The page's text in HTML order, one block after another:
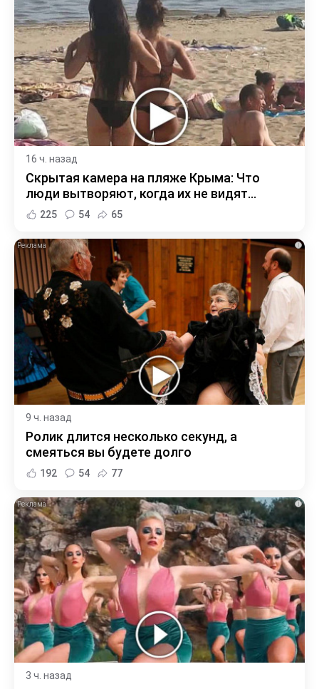
16 ч. назад
Скрытая камера на пляже Крыма: Что
люди вытворяют, когда их не видят...
225 54 65
i
9 ч. назад
Ролик длится несколько секунд, а
смеяться вы будете долго
192 54 77
i
3 ч. назад